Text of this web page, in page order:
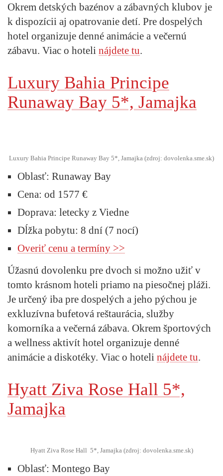
Okrem detských bazénov a zábavných klubov je
k dispozícii aj opatrovanie detí. Pre dospelých
hotel organizuje denné animácie a večernú
zábavu. Viac o hoteli nájdete tu.
Luxury Bahia Principe
Runaway Bay 5*, Jamajka
Luxury Bahia Principe Runaway Bay 5*, Jamajka (zdroj: dovolenka.sme.sk)
Oblasť: Runaway Bay
Cena: od 1577 €
Doprava: letecky z Viedne
Dĺžka pobytu: 8 dní (7 nocí)
Overiť cenu a termíny >>
Úžasnú dovolenku pre dvoch si možno užiť v
tomto krásnom hoteli priamo na piesočnej pláži.
Je určený iba pre dospelých a jeho pýchou je
exkluzívna bufetová reštaurácia, služby
komorníka a večerná zábava. Okrem športových
a wellness aktivít hotel organizuje denné
animácie a diskotéky. Viac o hoteli nájdete tu.
Hyatt Ziva Rose Hall 5*,
Jamajka
Hyatt Ziva Rose Hall 5*, Jamajka (zdroj: dovolenka.sme.sk)
Oblasť: Montego Bay